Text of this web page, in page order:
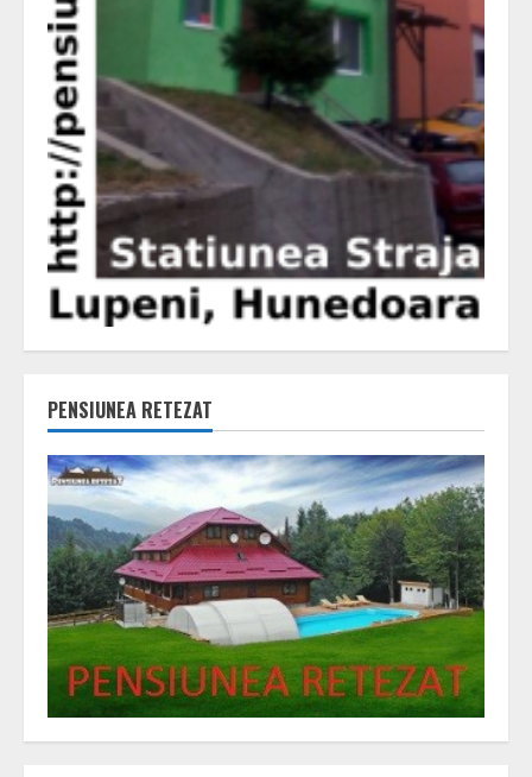
PENSIUNEA RETEZAT